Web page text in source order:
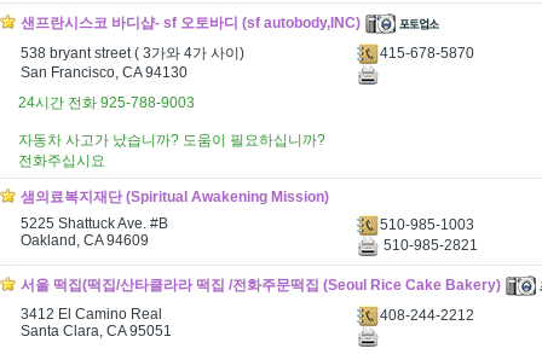
샌프란시스코 바디샵- sf 오토바디 (sf autobody,INC)
538 bryant street ( 3가와 4가 사이)
San Francisco, CA 94130
415-678-5870
24시간 전화 925-788-9003
자동차 사고가 났습니까? 도움이 필요하십니까?
전화주십시요
샘의료복지재단 (Spiritual Awakening Mission)
5225 Shattuck Ave. #B
Oakland, CA 94609
510-985-1003
510-985-2821
서울 떡집(떡집/산타클라라 떡집 /전화주문떡집 (Seoul Rice Cake Bakery)
3412 El Camino Real
Santa Clara, CA 95051
408-244-2212